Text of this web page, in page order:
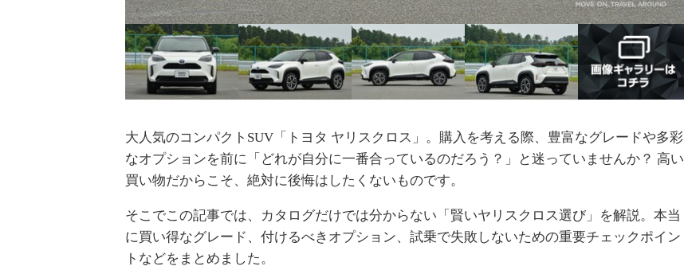
大人気のコンパクトSUV「トヨタ ヤリスクロス」。購入を考える際、豊富なグレードや多彩
なオプションを前に「どれが自分に一番合っているのだろう？」と迷っていませんか？ 高い
買い物だからこそ、絶対に後悔はしたくないものです。
そこでこの記事では、カタログだけでは分からない「賢いヤリスクロス選び」を解説。本当
に買い得なグレード、付けるべきオプション、試乗で失敗しないための重要チェックポイン
トなどをまとめました。